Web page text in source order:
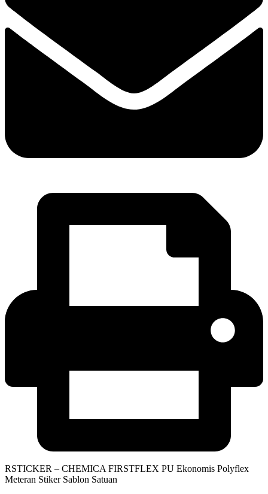
RSTICKER – CHEMICA FIRSTFLEX PU Ekonomis Polyflex
Meteran Stiker Sablon Satuan